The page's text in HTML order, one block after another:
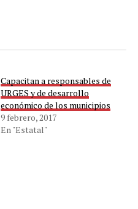
Capacitan a responsables de
URGES y de desarrollo
económico de los municipios
9 febrero, 2017
En "Estatal"